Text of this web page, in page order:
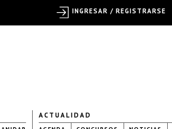
ACTUALIDAD
INGRESAR / REGISTRARSE